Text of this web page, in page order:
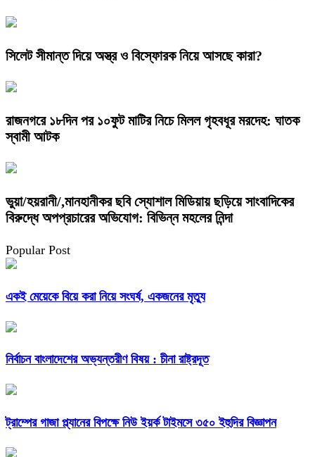
সিলেট সীমান্ত দিয়ে অস্ত্র ও বিস্ফোরক নিয়ে আসছে কারা?
রাজনগরে ১৮দিন পর ১০ফুট মাটির নিচে মিলল গৃহবধূর মরদেহ: ঘাতক
স্বামী আটক
ভুয়া/হয়রানী/,মানহানীকর ছবি স্যোশাল মিডিয়ায় ছড়িয়ে সাংবাদিকের
বিরুদ্ধে অপপ্রচারের অভিযোগ: বিভিন্ন মহলের নিন্দা
Popular Post
একই মেয়েকে বিয়ে করা নিয়ে সংঘর্ষ, একজনের মৃত্যু
নির্বাচন বাংলাদেশের অভ্যন্তরীণ বিষয় : চীনা রাষ্ট্রদূত
ট্রাম্পের গাজা প্ল্যানের বিপক্ষে নিউ ইয়র্ক টাইমসে ৩৫০ ইহুদির বিজ্ঞাপন